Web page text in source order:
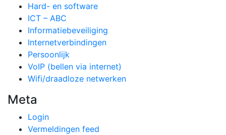
Hard- en software
ICT – ABC
Informatiebeveiliging
Internetverbindingen
Persoonlijk
VoIP (bellen via internet)
Wifi/draadloze netwerken
Meta
Login
Vermeldingen feed